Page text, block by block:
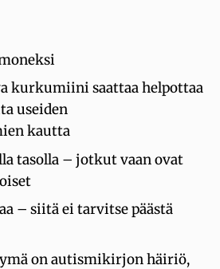
kurkumiini saattaa helpottaa
useiden
kautta
tasolla – jotkut vaan ovat
– siitä ei tarvitse päästä
on autismikirjon häiriö,